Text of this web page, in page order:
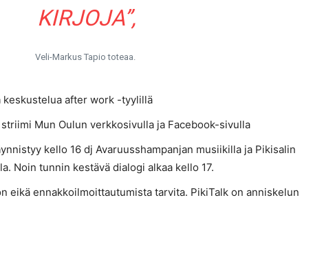
KIRJOJA”,
Veli-Markus Tapio toteaa.
after work -tyylillä
Mun Oulun verkkosivulla ja Facebook-sivulla
kello 16 dj Avaruusshampanjan musiikilla ja Pikisalin
Noin tunnin kestävä dialogi alkaa kello 17.
eikä ennakkoilmoittautumista tarvita. PikiTalk on anniskelun